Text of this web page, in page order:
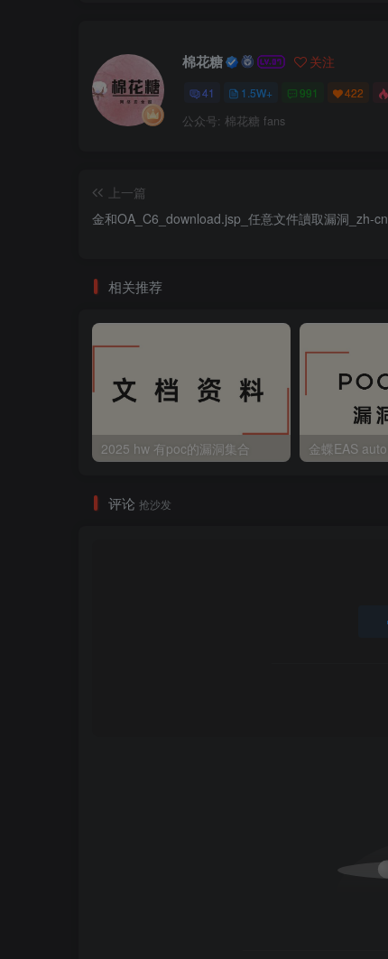
棉花糖 关注
41 1.5W+ 991 422
公众号: 棉花糖 fans
上一篇
金和OA_C6_download.jsp_任意文件讀取漏洞_zh-cn
相关推荐
2025 hw 有poc的漏洞集合
评论 抢沙发